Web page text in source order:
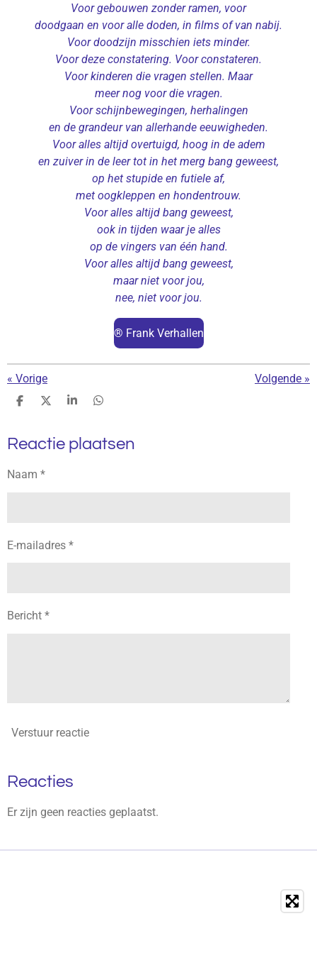
Voor gebouwen zonder ramen, voor
doodgaan en voor alle doden, in films of van nabij.
Voor doodzijn misschien iets minder.
Voor deze constatering. Voor constateren.
Voor kinderen die vragen stellen. Maar
meer nog voor die vragen.
Voor schijnbewegingen, herhalingen
en de grandeur van allerhande eeuwigheden.
Voor alles altijd overtuigd, hoog in de adem
en zuiver in de leer tot in het merg bang geweest,
op het stupide en futiele af,
met oogkleppen en hondentrouw.
Voor alles altijd bang geweest,
ook in tijden waar je alles
op de vingers van één hand.
Voor alles altijd bang geweest,
maar niet voor jou,
nee, niet voor jou.
® Frank Verhallen
« Vorige Volgende »
D
e
D
l
S
r
e
D
e
Reactie plaatsen
Naam *
E-mailadres *
Bericht *
Verstuur reactie
Reacties
Er zijn geen reacties geplaatst.